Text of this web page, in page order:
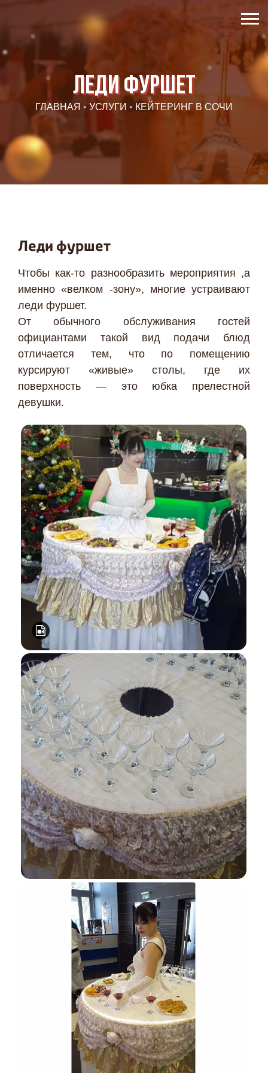
Леди фуршет
ГЛАВНАЯ • УСЛУГИ • КЕЙТЕРИНГ В СОЧИ
Леди фуршет
Чтобы как-то разнообразить мероприятия ,а
именно «велком -зону», многие устраивают
леди фуршет.
От обычного обслуживания гостей
официантами такой вид подачи блюд
отличается тем, что по помещению
курсируют «живые» столы, где их
поверхность — это юбка прелестной
девушки.
Я даю согласие ООО «Империя-Сочи» на обработку моих
персональных данных в целях рассмотрения моего
обращения согласноПолитике обработки персональных
Согласию на обработку персональных данных